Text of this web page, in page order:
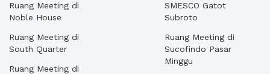
Ruang Meeting di
Noble House
Ruang Meeting di
South Quarter
Ruang Meeting di
SMESCO Gatot
Subroto
Ruang Meeting di
Sucofindo Pasar
Minggu